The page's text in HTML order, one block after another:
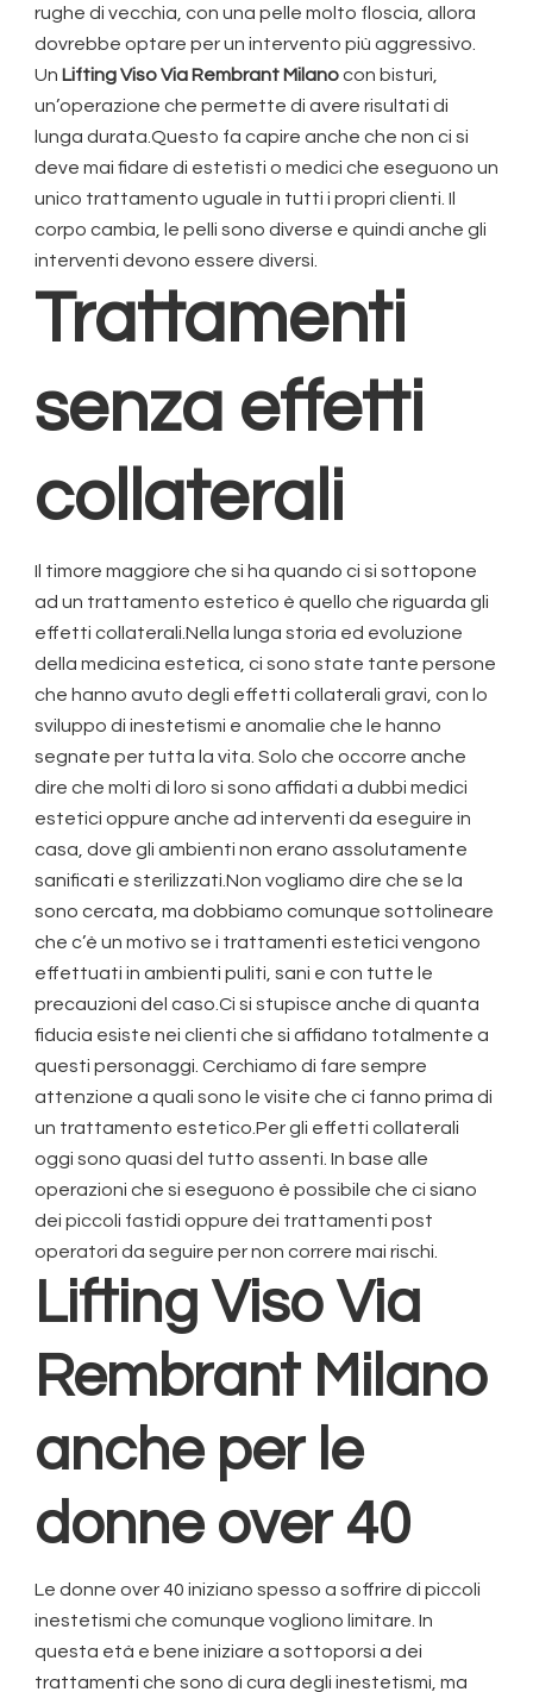
rughe di vecchia, con una pelle molto floscia, allora
dovrebbe optare per un intervento più aggressivo.
Un Lifting Viso Via Rembrant Milanocon bisturi,
un’operazione che permette di avere risultati di
lunga durata.Questo fa capire anche che non ci si
deve mai fidare di estetisti o medici che eseguono un
unico trattamento uguale in tutti i propri clienti. Il
corpo cambia, le pelli sono diverse e quindi anche gli
interventi devono essere diversi.
Trattamenti
senza effetti
collaterali
Il timore maggiore che si ha quando ci si sottopone
ad un trattamento estetico è quello che riguarda gli
effetti collaterali.Nella lunga storia ed evoluzione
della medicina estetica, ci sono state tante persone
che hanno avuto degli effetti collaterali gravi, con lo
sviluppo di inestetismi e anomalie che le hanno
segnate per tutta la vita. Solo che occorre anche
dire che molti di loro si sono affidati a dubbi medici
estetici oppure anche ad interventi da eseguire in
casa, dove gli ambienti non erano assolutamente
sanificati e sterilizzati.Non vogliamo dire che se la
sono cercata, ma dobbiamo comunque sottolineare
che c’è un motivo se i trattamenti estetici vengono
effettuati in ambienti puliti, sani e con tutte le
precauzioni del caso.Ci si stupisce anche di quanta
fiducia esiste nei clienti che si affidano totalmente a
questi personaggi. Cerchiamo di fare sempre
attenzione a quali sono le visite che ci fanno prima di
un trattamento estetico.Per gli effetti collaterali
oggi sono quasi del tutto assenti. In base alle
operazioni che si eseguono è possibile che ci siano
dei piccoli fastidi oppure dei trattamenti post
operatori da seguire per non correre mai rischi.
Lifting Viso Via
Rembrant Milano
anche per le
donne over 40
Le donne over 40 iniziano spesso a soffrire di piccoli
inestetismi che comunque vogliono limitare. In
questa età e bene iniziare a sottoporsi a dei
trattamenti che sono di cura degli inestetismi, ma